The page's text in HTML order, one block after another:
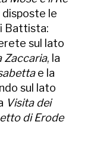
disposte le
Battista:
sul lato
Zaccaria, la
e la
sul lato
Visita dei
di Erode